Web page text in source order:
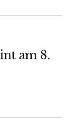
am 8.